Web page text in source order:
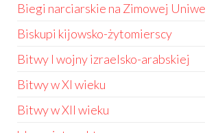
Biegi narciarskie na Zimowej
Biskupi kijowsko-żytomierscy
Bitwy I wojny izraelsko-arabskiej
Bitwy w XI wieku
Bitwy w XII wieku